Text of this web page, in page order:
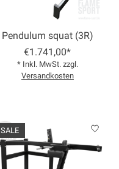
Pendulum squat (3R)
€1.741,00*
* Inkl. MwSt. zzgl.
Versandkosten
SALE